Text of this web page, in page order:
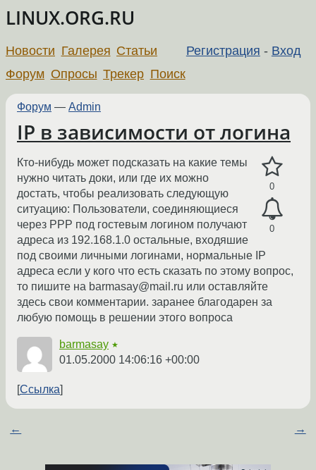
LINUX.ORG.RU
Регистрация - Вход
Новости Галерея Статьи
Форум Опросы Трекер Поиск
Форум — Admin
IP в зависимости от логина
0
0
Кто-нибудь может подсказать на какие темы
нужно читать доки, или где их можно
достать, чтобы реализовать следующую
ситуацию: Пользователи, соединяющиеся
через PPP под гостевым логином получают
адреса из 192.168.1.0 остальные, входяшие
под своими личными логинами, нормальные IP
адреса если у кого что есть сказать по этому вопрос,
то пишите на barmasay@mail.ru или оставляйте
здесь свои комментарии. заранее благодарен за
любую помощь в решении этого вопроса
barmasay ★
01.05.2000 14:06:16 +00:00
Ссылка
← →